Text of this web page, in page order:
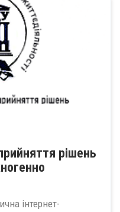
рішень
інтернет-